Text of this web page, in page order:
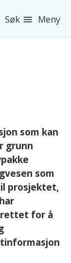
Søk Meny
som kan
grunn
som
prosjektet,
for å